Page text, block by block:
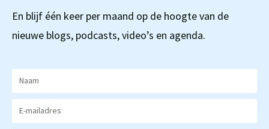
En blijf één keer per maand op de hoogte van de
nieuwe blogs, podcasts, video’s en agenda.